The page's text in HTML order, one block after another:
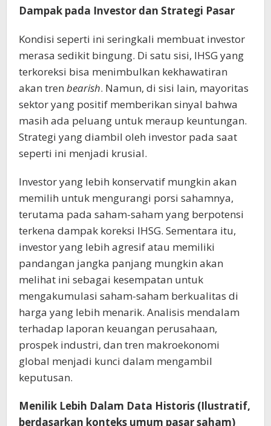
Dampak pada Investor dan Strategi Pasar
Kondisi seperti ini seringkali membuat investor
merasa sedikit bingung. Di satu sisi, IHSG yang
terkoreksi bisa menimbulkan kekhawatiran
akan tren bearish. Namun, di sisi lain, mayoritas
sektor yang positif memberikan sinyal bahwa
masih ada peluang untuk meraup keuntungan.
Strategi yang diambil oleh investor pada saat
seperti ini menjadi krusial.
Investor yang lebih konservatif mungkin akan
memilih untuk mengurangi porsi sahamnya,
terutama pada saham-saham yang berpotensi
terkena dampak koreksi IHSG. Sementara itu,
investor yang lebih agresif atau memiliki
pandangan jangka panjang mungkin akan
melihat ini sebagai kesempatan untuk
mengakumulasi saham-saham berkualitas di
harga yang lebih menarik. Analisis mendalam
terhadap laporan keuangan perusahaan,
prospek industri, dan tren makroekonomi
global menjadi kunci dalam mengambil
keputusan.
Menilik Lebih Dalam Data Historis (Ilustratif,
berdasarkan konteks umum pasar saham)